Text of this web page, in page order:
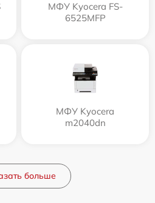
МФУ Kyocera FS-
6525MFP
МФУ Kyocera
m2040dn
больше